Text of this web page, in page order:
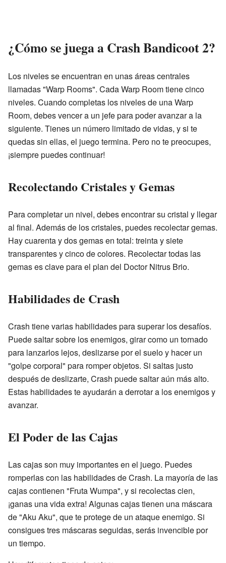
¿Cómo se juega a Crash Bandicoot 2?
Los niveles se encuentran en unas áreas centrales
llamadas "Warp Rooms". Cada Warp Room tiene cinco
niveles. Cuando completas los niveles de una Warp
Room, debes vencer a un jefe para poder avanzar a la
siguiente. Tienes un número limitado de vidas, y si te
quedas sin ellas, el juego termina. Pero no te preocupes,
¡siempre puedes continuar!
Recolectando Cristales y Gemas
Para completar un nivel, debes encontrar su cristal y llegar
al final. Además de los cristales, puedes recolectar gemas.
Hay cuarenta y dos gemas en total: treinta y siete
transparentes y cinco de colores. Recolectar todas las
gemas es clave para el plan del Doctor Nitrus Brio.
Habilidades de Crash
Crash tiene varias habilidades para superar los desafíos.
Puede saltar sobre los enemigos, girar como un tornado
para lanzarlos lejos, deslizarse por el suelo y hacer un
"golpe corporal" para romper objetos. Si saltas justo
después de deslizarte, Crash puede saltar aún más alto.
Estas habilidades te ayudarán a derrotar a los enemigos y
avanzar.
El Poder de las Cajas
Las cajas son muy importantes en el juego. Puedes
romperlas con las habilidades de Crash. La mayoría de las
cajas contienen "Fruta Wumpa", y si recolectas cien,
¡ganas una vida extra! Algunas cajas tienen una máscara
de "Aku Aku", que te protege de un ataque enemigo. Si
consigues tres máscaras seguidas, serás invencible por
un tiempo.